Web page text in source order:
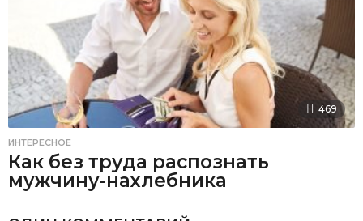
469
ИНТЕРЕСНОЕ
Как без труда распознать
мужчину-нахлебника